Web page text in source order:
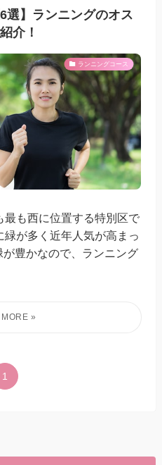
選】ランニングのオス
介！
ランニングコース
も西に位置する特別区で
が多く近年人気が高まっ
豊かなので、ランニング
1